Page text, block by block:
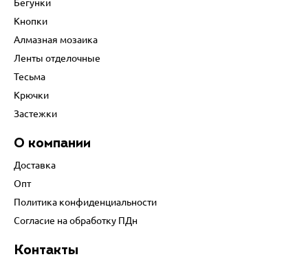
Бегунки
Кнопки
Алмазная мозаика
Ленты отделочные
Тесьма
Крючки
Застежки
О компании
Доставка
Опт
Политика конфиденциальности
Согласие на обработку ПДн
Контакты